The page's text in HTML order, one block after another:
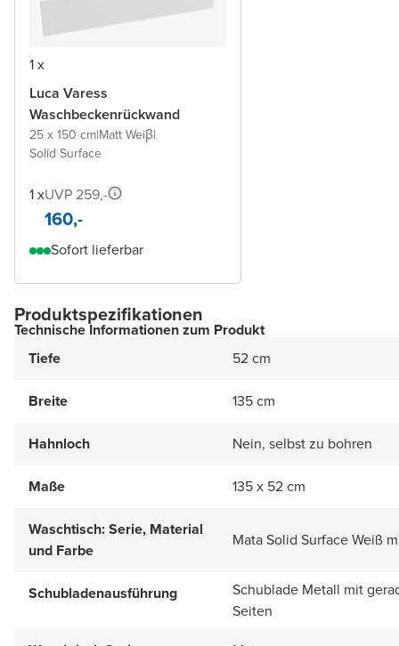
1 x
Luca Varess
Waschbeckenrückwand
25 x 150 cm|Matt Weiβ|
Solid Surface
1 xUVP 259,-
160,-
Sofort lieferbar
Produktspezifikationen
Technische Informationen zum Produkt
Tiefe
52 cm
Breite 135 cm
Hahnloch Nein, selbst zu bohren
Maße 135 x 52 cm
Waschtisch: Serie, Material
und Farbe
Mata Solid Surface Weiß
Schubladenausführung
Schublade Metall mit
Seiten